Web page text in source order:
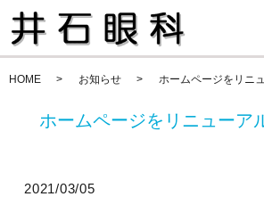
HOME お知らせ ホームページをリニ
ホームページをリニューア
2021/03/05